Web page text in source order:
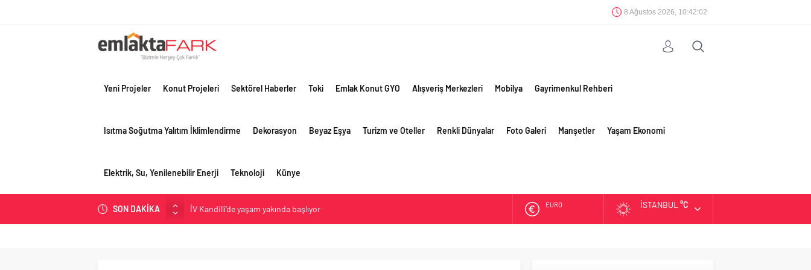
8 Ağustos 2026, 10:42:02
Yeni Projeler Konut Projeleri Sektörel Haberler Toki Emlak Konut GYO Alışveriş Merkezleri Mobilya Gayrimenkul Rehberi
Isıtma Soğutma Yalıtım İklimlendirme Dekorasyon Beyaz Eşya Turizm ve Oteller Renkli Dünyalar Foto Galeri Manşetler Yaşam Ekonomi
Elektrik, Su, Yenilenebilir Enerji Teknoloji Künye
SON DAKİKA
OYAK Çimento, jeopolitik risklere ve maliyet baskısına rağmen 2026’nın ikinci
EURO İSTANBUL °C